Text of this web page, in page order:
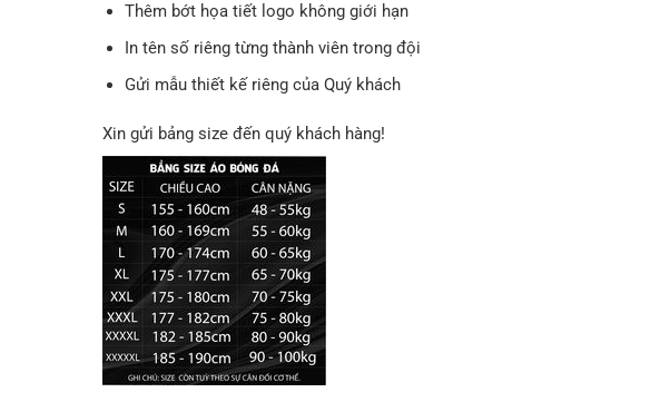
Thêm bớt họa tiết logo không giới hạn
In tên số riêng từng thành viên trong đội
Gửi mẫu thiết kế riêng của Quý khách
Xin gửi bảng size đến quý khách hàng!